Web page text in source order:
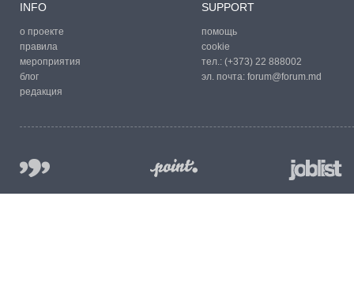
INFO
о проекте
правила
мероприятия
блог
редакция
SUPPORT
помощь
cookie
тел.: (+373) 22 888002
эл. почта: forum@forum.md